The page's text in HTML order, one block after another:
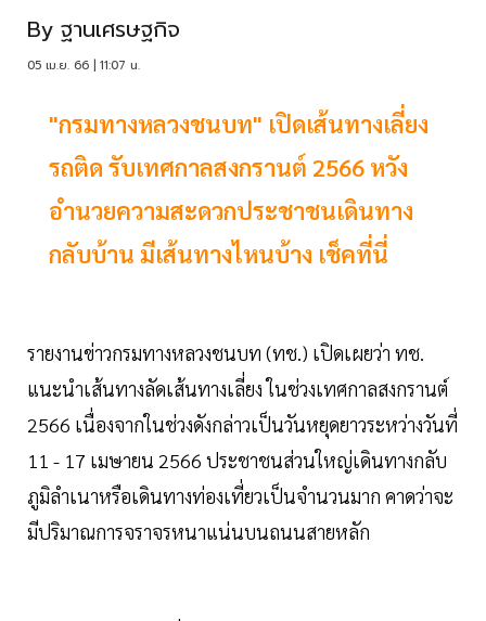
By ฐานเศรษฐกิจ
05 เม.ย. 66 | 11:07 น.
"กรมทางหลวงชนบท" เปิดเส้นทางเลี่ยง
รถติด รับเทศกาลสงกรานต์ 2566 หวัง
อำนวยความสะดวกประชาชนเดินทาง
กลับบ้าน มีเส้นทางไหนบ้าง เช็คที่นี่
รายงานข่าวกรมทางหลวงชนบท (ทช.) เปิดเผยว่า ทช.
แนะนำเส้นทางลัดเส้นทางเลี่ยง ในช่วงเทศกาลสงกรานต์
2566 เนื่องจากในช่วงดังกล่าวเป็นวันหยุดยาวระหว่างวันที่
11 - 17 เมษายน 2566 ประชาชนส่วนใหญ่เดินทางกลับ
ภูมิลำเนาหรือเดินทางท่องเที่ยวเป็นจำนวนมาก คาดว่าจะ
มีปริมาณการจราจรหนาแน่นบนถนนสายหลัก